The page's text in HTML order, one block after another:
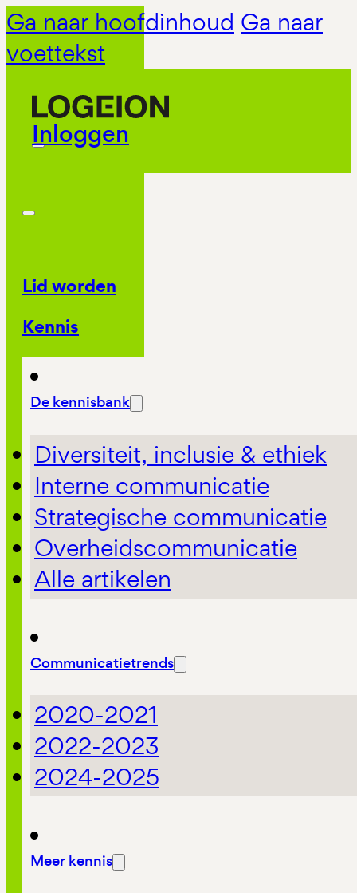
Ga naar hoofdinhoud Ga naar
voettekst
Inloggen
Lid worden
Kennis
De kennisbank
Diversiteit, inclusie & ethiek
Interne communicatie
Strategische communicatie
Overheidscommunicatie
Alle artikelen
Communicatietrends
2020-2021
2022-2023
2024-2025
Meer kennis